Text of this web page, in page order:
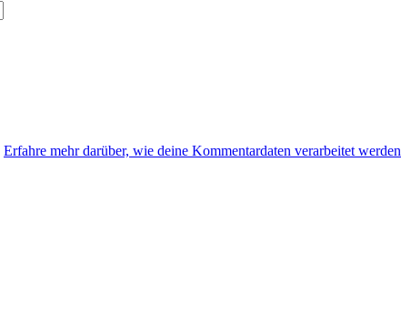
Erfahre mehr darüber, wie deine Kommentardaten verarbeitet werden